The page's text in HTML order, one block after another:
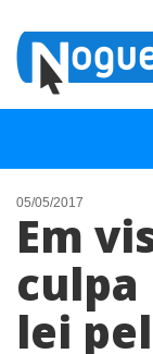
NOTÍCIAS
LISTA DIGITAL
TELEFONES ÚTEIS
05/05/2017
Em
culpa
lei